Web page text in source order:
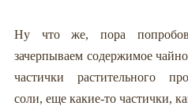
Ну что же, пора
зачерпываем содержимое
частички растительного
соли, еще какие-то частички,